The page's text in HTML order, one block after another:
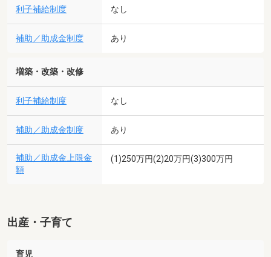
利子補給制度 なし
補助／助成金制度 あり
増築・改築・改修
利子補給制度 なし
補助／助成金制度 あり
補助／助成金上限金
額
(1)250万円(2)20万円(3)300万円
出産・子育て
育児